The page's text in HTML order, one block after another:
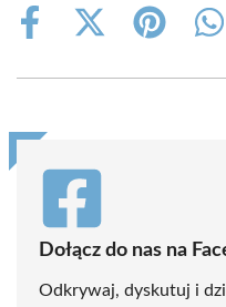
Share
Share
(Twitter)
Share
Dołącz do nas na
Odkrywaj, dyskutuj i